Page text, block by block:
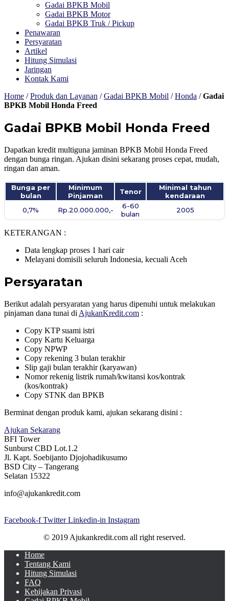
Gadai BPKB Mobil
Gadai BPKB Motor
Gadai BPKB Truk / Pickup
Penawaran
Persyaratan
Artikel
Hitung Simulasi
Jaringan
Kontak Kami
Home /Produk dan Layanan /Gadai BPKB Mobil /Honda /Gadai
BPKB Mobil Honda Freed
Gadai BPKB Mobil Honda Freed
Dapatkan kredit multiguna jaminan BPKB Mobil Honda Freed
dengan bunga ringan. Ajukan disini sekarang proses cepat, mudah,
ringan dan aman.
Bunga per
bulan
Minimum
Pinjaman
Tenor
Minimal tahun
kendaraan
0,7%
Rp.20.000.000,-
6-60
bulan
2005
KETERANGAN :
Data lengkap proses 1 hari cair
Melayani domisili seluruh Indonesia, kecuali Aceh
Persyaratan
Berikut adalah persyaratan yang harus dipenuhi untuk melakukan
pinjaman dana tunai di AjukanKredit.com :
Copy KTP suami istri
Copy Kartu Keluarga
Copy NPWP
Copy rekening 3 bulan terakhir
Slip gaji bulan terakhir (karyawan)
Nomor rekenig listrik rumah/kwitansi kos/kontrak
(kos/kontrak)
Copy STNK dan BPKB
Berminat dengan produk kami, ajukan sekarang disini :
Ajukan Sekarang
BFI Tower
Sunburst CBD Lot.1.2
Jl. Kapt. Soebijanto Djojohadikusumo
BSD City – Tangerang
Selatan 15322
info@ajukankredit.com
Facebook-f Twitter Linkedin-in Instagram
© 2019 Ajukankredit.com all right reserved.
Home
Tentang Kami
Hitung Simulasi
FAQ
Kebijakan Privasi